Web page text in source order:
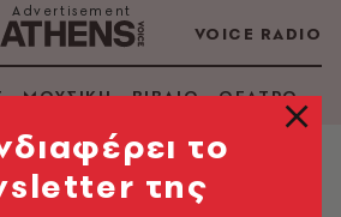
VOICE RADIO
ΜΟΥΣΙΚΗ ΒΙΒΛΙΟ ΘΕΑΤΡΟ -
το
της